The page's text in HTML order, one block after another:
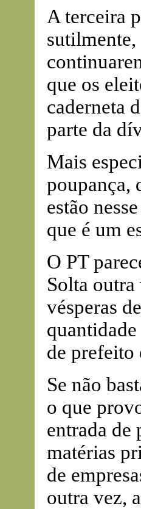
A terceira
sutilmente,
que os
caderneta
parte da
Mais
poupança,
estão
que é um
O PT
Solta outra
vésperas
de prefeito
Se não
o que
entrada de
matérias
de
outra vez,